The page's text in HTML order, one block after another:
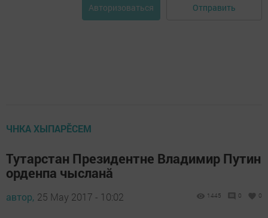
Авторизоваться Отправить
ЧНКА ХЫПАРӖСЕМ
Тутарстан Президентне Владимир Путин
орденпа чысланă
автор, 25 May 2017 - 10:02 1445 0 0